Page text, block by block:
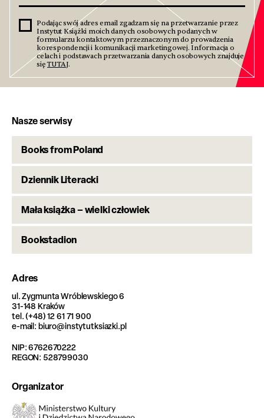
Podając swój adres email zgadzam się na przetwarzanie przez
Instytut Książki moich danych osobowych podanych w
formularzu kontaktowym przeznaczonym do prowadzenia
korespondencji i komunikacji marketingowej. Informacja o
celach i podstawach przetwarzania danych osobowych znajduje
sięTUTAJ.
Nasze serwisy
Books from Poland
Dziennik Literacki
Mała książka – wielki człowiek
Bookstadion
Adres
ul. Zygmunta Wróblewskiego 6
31-148 Kraków
tel. (+48) 12 61 71 900
e-mail: biuro@instytutksiazki.pl
NIP: 6762670222
REGON: 528799030
Organizator